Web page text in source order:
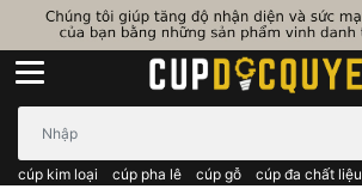
cúp kim loại cúp pha lê cúp gỗ cúp đa chất liệu